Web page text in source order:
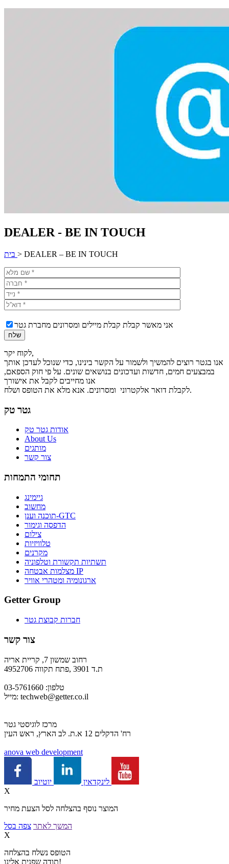
DEALER - BE IN TOUCH
> DEALER – BE IN TOUCH
אני מאשר קבלת קבלת מיילים ומסרונים מחברת גטר
לקוח יקר,
אנו בגטר רוצים להמשיך ולשמור על הקשר בינינו, כדי שנוכל לעדכן אותך
במבצעים חמים, חדשות ועדכונים בנושאים שונים. על פי חוק הספאם,
אנו מחייבים לקבל את אישורך
לקבלת דואר אלקטרוני ומסרונים. אנא מלא את הטופס ושלח.
גטר טק
אודות גטר טק
About Us
מותגים
צור קשר
תחומי התמחות
גיימינג
מחשוב
תוכנה וענן-GTC
הדפסה וגימור
צילום
טלוויזיות
מקרנים
תשתיות תקשורת וטלפוניה
מצלמות אבטחה IP
ארגונומיה ומטהרי אוויר
Getter Group
חברות קבוצת גטר
צור קשר
רחוב שמשון 7, קריית אריה
ת.ד 3901 ,פתח תקווה 4952706
טלפון: 03-5761660
מייל: techweb@getter.co.il
מרכז לוגיסטי גטר
רח' הדקלים 12 א.ת. לב הארץ, ראש העין
anova web development
לינקדאין
X
המוצר נוסף בהצלחה לסל הצעת מחיר
המשך לאתר צפה בסל
X
הטופס נשלח בהצלחה
תודה שפנית אלינו!